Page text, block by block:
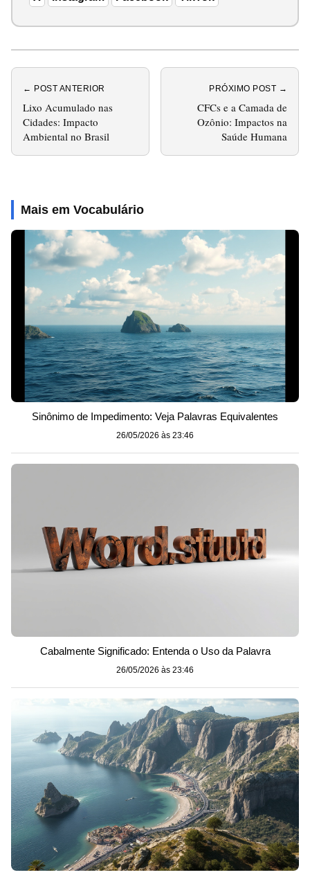
← POST ANTERIOR
Lixo Acumulado nas
Cidades: Impacto
Ambiental no Brasil
PRÓXIMO POST →
CFCs e a Camada de
Ozônio: Impactos na
Saúde Humana
Mais em Vocabulário
Sinônimo de Impedimento: Veja Palavras Equivalentes
26/05/2026 às 23:46
Cabalmente Significado: Entenda o Uso da Palavra
26/05/2026 às 23:46